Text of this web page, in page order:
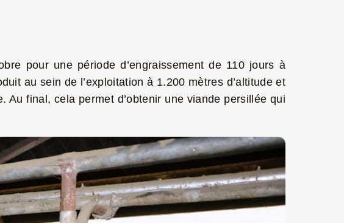
pour une période d’engraissement de 110 jours à
au sein de l’exploitation à 1.200 mètres d’altitude et
final, cela permet d’obtenir une viande persillée qui